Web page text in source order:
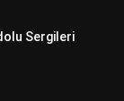
Sergileri